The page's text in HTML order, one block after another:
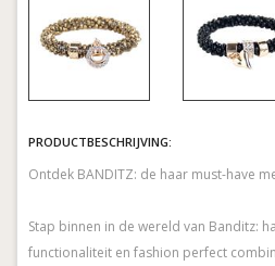
PRODUCTBESCHRIJVING:
Ontdek BANDITZ: de haar must-have
Stap binnen in de wereld van Banditz:
functionaliteit en fashion perfect